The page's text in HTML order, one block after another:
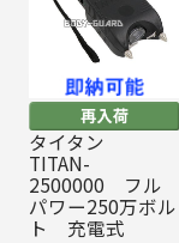
タイタン
TITAN-
2500000 フル
パワー250万ボル
ト 充電式